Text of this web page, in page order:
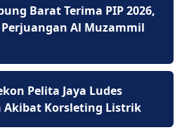
Barat Terima PIP 2026,
Al Muzammil
Pelita Jaya Ludes
Akibat Korsleting Listrik